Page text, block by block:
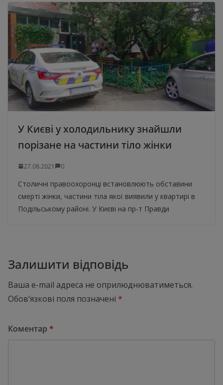
У Києві у холодильнику знайшли
порізане на частини тіло жінки
27.08.2021 0
Столичні правоохоронці встановлюють обставини
смерті жінки, частини тіла якої виявили у квартирі в
Подільському районі. У Києві на пр-т Правди
Залишити відповідь
Ваша e-mail адреса не оприлюднюватиметься.
Обов’язкові поля позначені *
Коментар *